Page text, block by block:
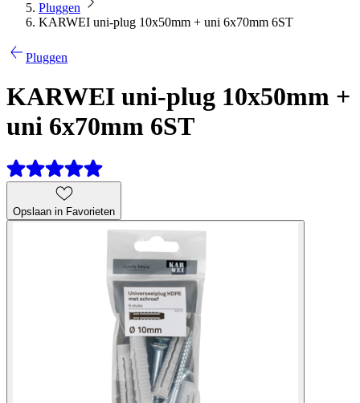
Pluggen
KARWEI uni-plug 10x50mm + uni 6x70mm 6ST
Pluggen
KARWEI uni-plug 10x50mm +
uni 6x70mm 6ST
Opslaan in Favorieten